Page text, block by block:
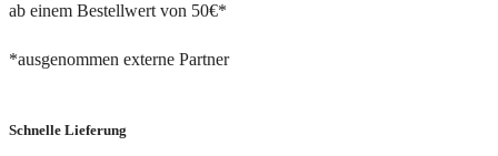
ab einem Bestellwert von 50€*
*ausgenommen externe Partner
Schnelle Lieferung